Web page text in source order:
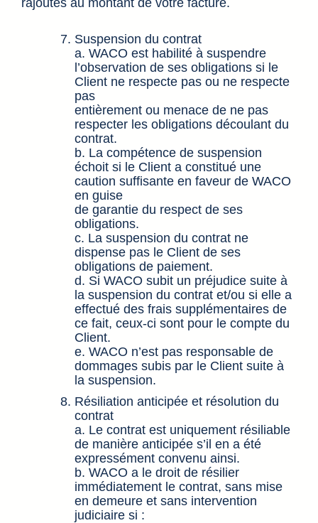
rajoutés au montant de votre facture.
Suspension du contrat
a. WACO est habilité à suspendre
l’observation de ses obligations si le
Client ne respecte pas ou ne respecte
pas
entièrement ou menace de ne pas
respecter les obligations découlant du
contrat.
b. La compétence de suspension
échoit si le Client a constitué une
caution suffisante en faveur de WACO
en guise
de garantie du respect de ses
obligations.
c. La suspension du contrat ne
dispense pas le Client de ses
obligations de paiement.
d. Si WACO subit un préjudice suite à
la suspension du contrat et/ou si elle a
effectué des frais supplémentaires de
ce fait, ceux-ci sont pour le compte du
Client.
e. WACO n’est pas responsable de
dommages subis par le Client suite à
la suspension.
Résiliation anticipée et résolution du
contrat
a. Le contrat est uniquement résiliable
de manière anticipée s’il en a été
expressément convenu ainsi.
b. WACO a le droit de résilier
immédiatement le contrat, sans mise
en demeure et sans intervention
judiciaire si :